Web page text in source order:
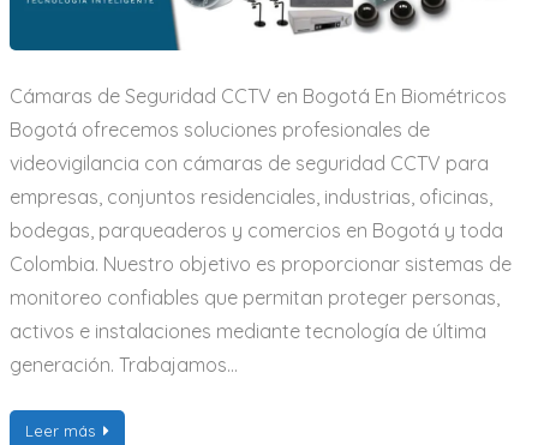
Cámaras de Seguridad CCTV en Bogotá En Biométricos
Bogotá ofrecemos soluciones profesionales de
videovigilancia con cámaras de seguridad CCTV para
empresas, conjuntos residenciales, industrias, oficinas,
bodegas, parqueaderos y comercios en Bogotá y toda
Colombia. Nuestro objetivo es proporcionar sistemas de
monitoreo confiables que permitan proteger personas,
activos e instalaciones mediante tecnología de última
generación. Trabajamos…
Leer más